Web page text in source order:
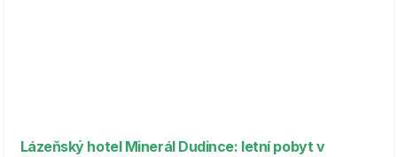
Lázeňský hotel Minerál Dudince: letní pobyt v